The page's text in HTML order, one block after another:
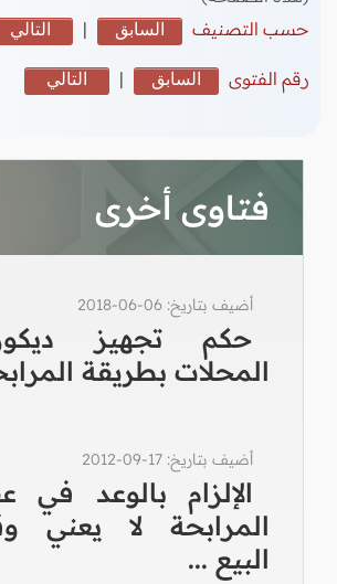
حسب التصنيف
السابق | التالي
رقم الفتوى السابق | التالي
فتاوى أخرى
أضيف بتاريخ: 06-06-2018
حكم تجهيز
المحلات بطريقة
أضيف بتاريخ: 17-09-2012
الإلزام بالوعد في
المرابحة لا يعني
البيع ...